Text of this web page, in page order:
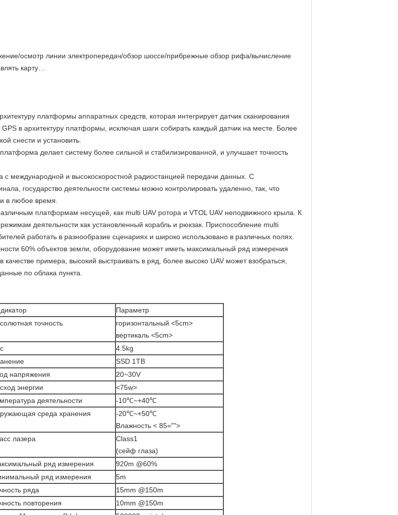
осмотр линии электропередач/обзор шоссе/прибрежные обзор рифа/вычисление
карту…
платформы аппаратных средств, которая интегрирует датчик сканирования
в архитектуру платформы, исключая шаги собирать каждый датчик на месте. Более
снести и установить.
делает систему более сильной и стабилизированной, и улучшает точность
международной и высокоскоростной радиостанцией передачи данных. С
государство деятельности системы можно контролировать удаленно, так, что
в любое время.
платформам несущей, как multi UAV ротора и VTOL UAV неподвижного крыла. К
деятельности как установленный корабль и рюкзак. Приспособление multi
работать в разнообразие сценариях и широко использовано в различных полях.
60% объектов земли, оборудование может иметь максимальный ряд измерения
примера, высокий выстраивать в ряд, более высоко UAV может взобраться,
по облака пункта.
Параметр
точность горизонтальный <5cm>
вертикаль <5cm>
4.5kg
SSD 1TB
напряжения
20~30V
энергии
<75w>
деятельности
-10℃~+40℃
среда хранения
-20℃~+50℃
Влажность < 85="">
лазера
Class1
(сейф глаза)
ряд измерения
920m @60%
ряд измерения
5m
ряда
15mm @150m
повторения
10mm @150m